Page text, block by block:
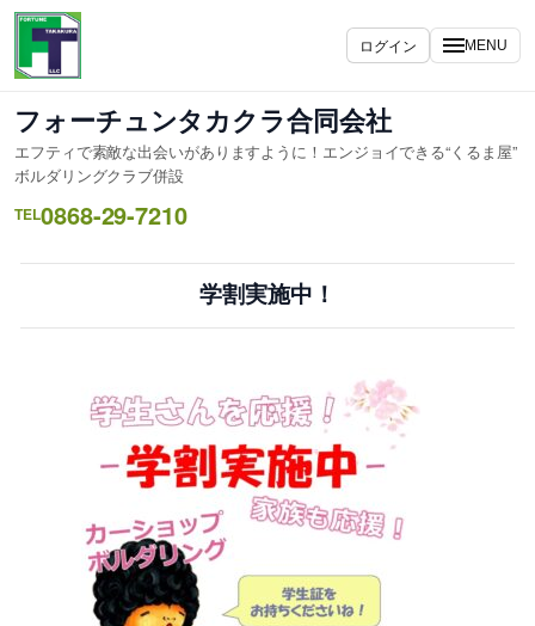
内
を
キ
ッ
プ
ログイン MENU
フォーチュンタカクラ合同会社
エフティで素敵な出会いがありますように！エンジョイできる“くるま屋”
ボルダリングクラブ併設
TEL0868-29-7210
学割実施中！